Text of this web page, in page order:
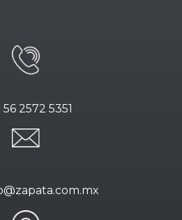
56 2572 5351